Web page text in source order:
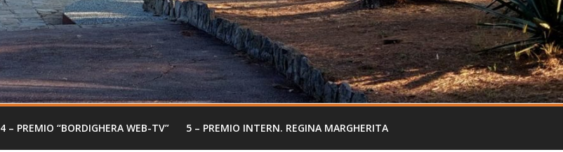
4 – PREMIO “BORDIGHERA WEB-TV” 5 – PREMIO INTERN. REGINA MARGHERITA